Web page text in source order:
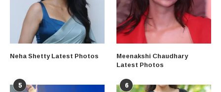
Neha Shetty Latest Photos Meenakshi Chaudhary
Latest Photos
5 6